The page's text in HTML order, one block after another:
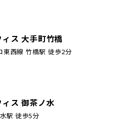
ス 大手町竹橋
東西線 竹橋駅 徒歩2分
ス 御茶ノ水
駅 徒歩5分